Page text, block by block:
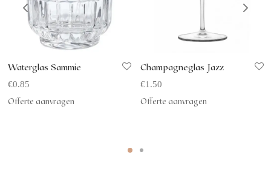
Waterglas Sammie
€0.85
Offerte aanvragen
Champagneglas Jazz
€1.50
Offerte aanvragen